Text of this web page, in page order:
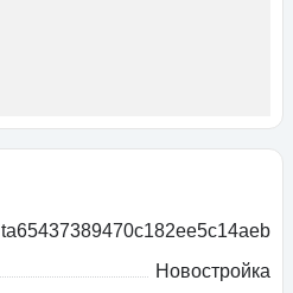
ta65437389470c182ee5c14aeb
Новостройка